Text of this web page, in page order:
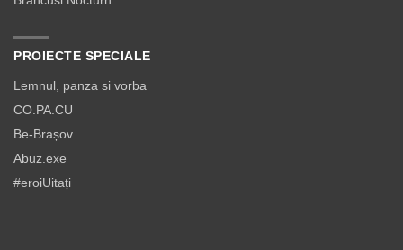
PROIECTE SPECIALE
Lemnul, panza si vorba
CO.PA.CU
Be-Brașov
Abuz.exe
#eroiUitați